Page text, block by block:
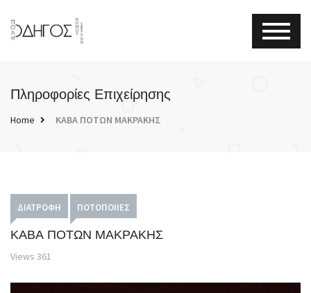
Πληροφορίες Επιχείρησης
Home ΚΑΒΑ ΠΟΤΩΝ ΜΑΚΡΑΚΗΣ
ΔΙΑΤΡΟΦΉ ΠΟΤΟΠΟΙΊΕΣ
ΚΑΒΑ ΠΟΤΩΝ ΜΑΚΡΑΚΗΣ
Views 361